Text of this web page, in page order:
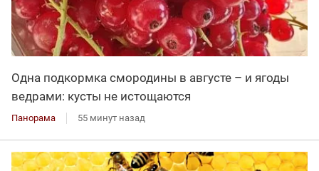
Одна подкормка смородины в августе – и ягоды
ведрами: кусты не истощаются
Панорама 55 минут назад